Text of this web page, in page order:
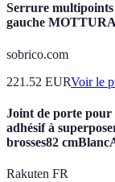
Serrure
gauche
sobrico.com
221.52 EURVoir le
Joint de porte pour
adhésif à
brosses82
Rakuten FR